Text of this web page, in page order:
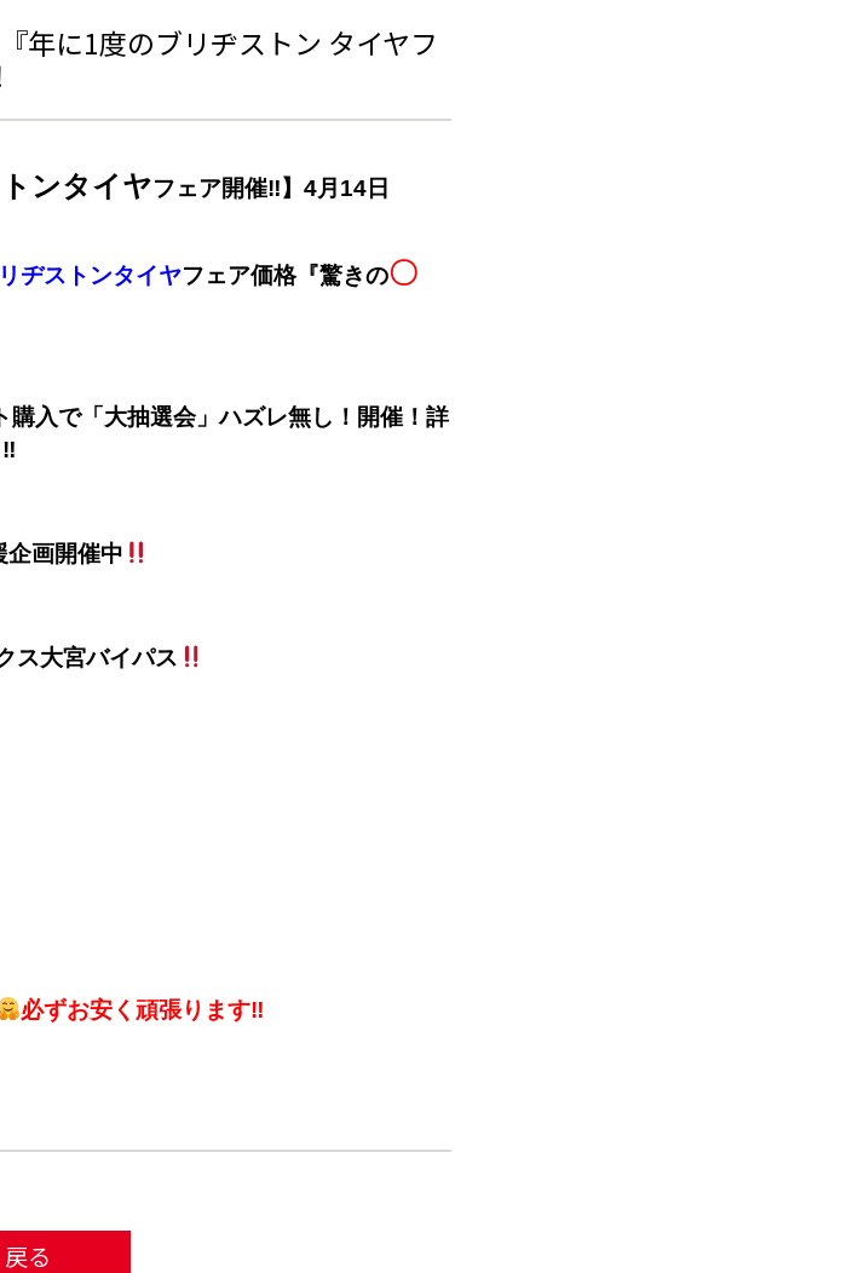
年に1度のブリヂストン タイヤフ
ンタイヤフェア開催‼】4月14日
ヂストンタイヤフェア価格『驚きの〇
入で「大抽選会」ハズレ無し！開催！詳
企画開催中
ス大宮バイパス
必ずお安く頑張ります‼
戻る